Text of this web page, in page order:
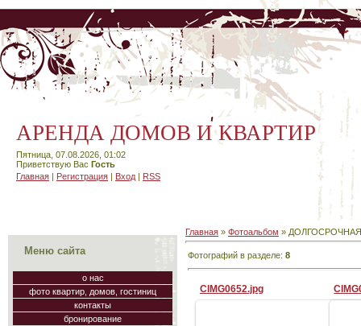
АРЕНДА ДОМОВ И КВАРТИР
Пятница, 07.08.2026, 01:02
Приветствую Вас Гость
Главная | Регистрация | Вход | RSS
Меню сайта
о нас
фото квартир, домов, гостиниц
контакты
бронирование
Главная » Фотоальбом »
Фотографий в разделе: 8
CIMG0652.jpg